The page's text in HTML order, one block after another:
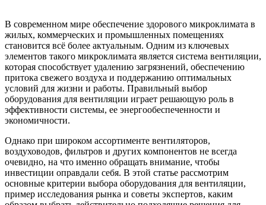
В современном мире обеспечение здорового микроклимата в
жилых, коммерческих и промышленных помещениях
становится всё более актуальным. Одним из ключевых
элементов такого микроклимата является система вентиляции,
которая способствует удалению загрязнений, обеспечению
притока свежего воздуха и поддержанию оптимальных
условий для жизни и работы. Правильный выбор
оборудования для вентиляции играет решающую роль в
эффективности системы, ее энергообеспеченности и
экономичности.
Однако при широком ассортименте вентиляторов,
воздуховодов, фильтров и других компонентов не всегда
очевидно, на что именно обращать внимание, чтобы
инвестиции оправдали себя. В этой статье рассмотрим
основные критерии выбора оборудования для вентиляции,
пример исследования рынка и советы экспертов, каким